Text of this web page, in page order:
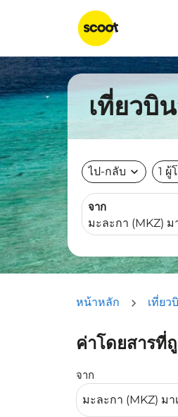
เที่ยวบิ
ไป-กลับ expand_more 1 ผู้
จาก
หน้าหลัก เที่ยว
ค่าโดยสารที่
จาก
ลองอัปเดตเส้นทาง